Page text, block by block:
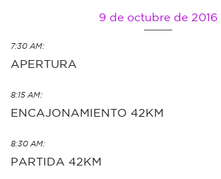
9 de octubre de 2016
7:30 AM:
APERTURA
8:15 AM:
ENCAJONAMIENTO 42KM
8:30 AM:
PARTIDA 42KM